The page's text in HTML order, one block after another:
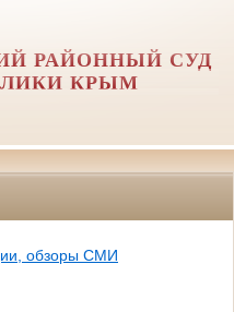
РАЙОННЫЙ СУД
КРЫМ
обзоры СМИ